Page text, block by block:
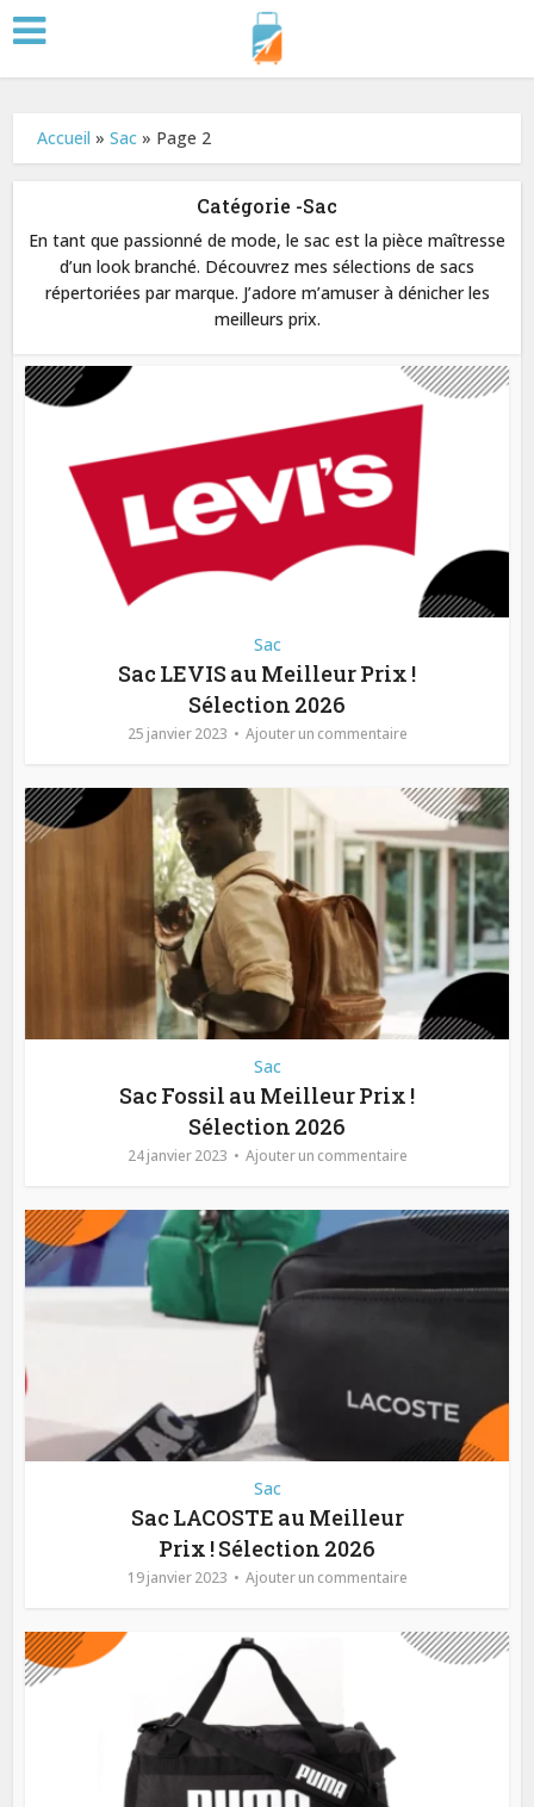
Accueil »Sac » Page 2
Catégorie -Sac
En tant que passionné de mode, le sac est la pièce maîtresse
d’un look branché. Découvrez mes sélections de sacs
répertoriées par marque. J’adore m’amuser à dénicher les
meilleurs prix.
Sac
Sac LEVIS au Meilleur Prix !
Sélection 2026
25 janvier 2023 Ajouter un commentaire
Sac
Sac Fossil au Meilleur Prix !
Sélection 2026
24 janvier 2023 Ajouter un commentaire
Sac
Sac LACOSTE au Meilleur
Prix ! Sélection 2026
19 janvier 2023 Ajouter un commentaire